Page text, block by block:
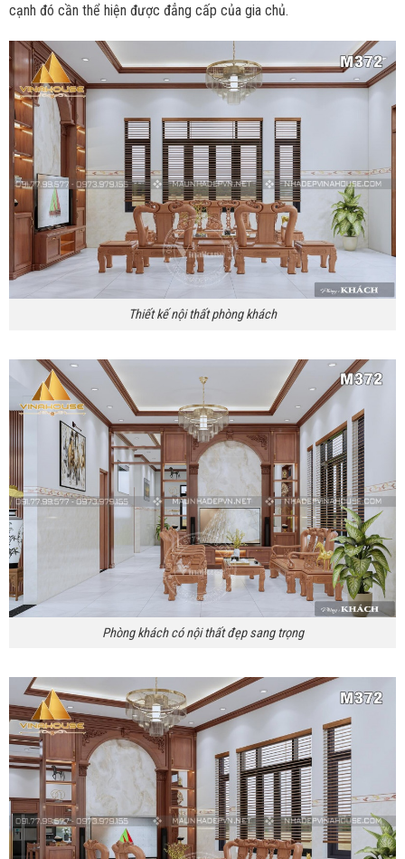
cạnh đó cần thể hiện được đẳng cấp của gia chủ.
Thiết kế nội thất phòng khách
Phòng khách có nội thất đẹp sang trọng